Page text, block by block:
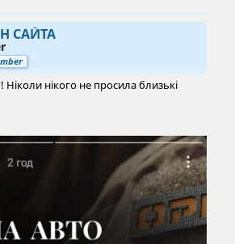
САЙТА
нікого не просила близькі